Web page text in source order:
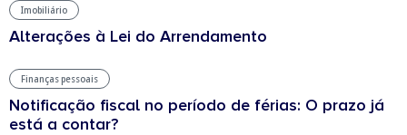
Imobiliário
Alterações à Lei do Arrendamento
Finanças pessoais
Notificação fiscal no período de férias: O prazo já
está a contar?